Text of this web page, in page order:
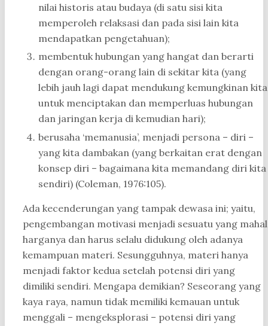
nilai historis atau budaya (di satu sisi kita
memperoleh relaksasi dan pada sisi lain kita
mendapatkan pengetahuan);
membentuk hubungan yang hangat dan berarti
dengan orang-orang lain di sekitar kita (yang
lebih jauh lagi dapat mendukung kemungkinan kita
untuk menciptakan dan memperluas hubungan
dan jaringan kerja di kemudian hari);
berusaha ‘memanusia’, menjadi persona – diri –
yang kita dambakan (yang berkaitan erat dengan
konsep diri – bagaimana kita memandang diri kita
sendiri) (Coleman, 1976:105).
Ada kecenderungan yang tampak dewasa ini; yaitu,
pengembangan motivasi menjadi sesuatu yang mahal
harganya dan harus selalu didukung oleh adanya
kemampuan materi. Sesungguhnya, materi hanya
menjadi faktor kedua setelah potensi diri yang
dimiliki sendiri. Mengapa demikian? Seseorang yang
kaya raya, namun tidak memiliki kemauan untuk
menggali – mengeksplorasi – potensi diri yang